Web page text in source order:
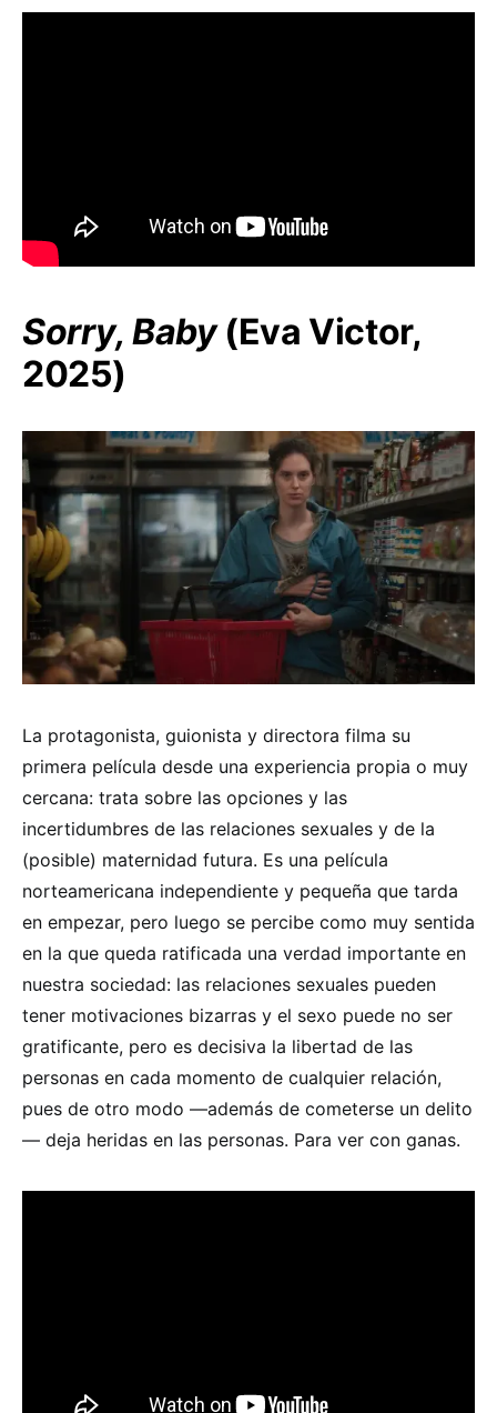
Sorry, Baby(Eva Victor,
2025)
La protagonista, guionista y directora filma su
primera película desde una experiencia propia o muy
cercana: trata sobre las opciones y las
incertidumbres de las relaciones sexuales y de la
(posible) maternidad futura. Es una película
norteamericana independiente y pequeña que tarda
en empezar, pero luego se percibe como muy sentida
en la que queda ratificada una verdad importante en
nuestra sociedad: las relaciones sexuales pueden
tener motivaciones bizarras y el sexo puede no ser
gratificante, pero es decisiva la libertad de las
personas en cada momento de cualquier relación,
pues de otro modo —además de cometerse un delito
— deja heridas en las personas. Para ver con ganas.